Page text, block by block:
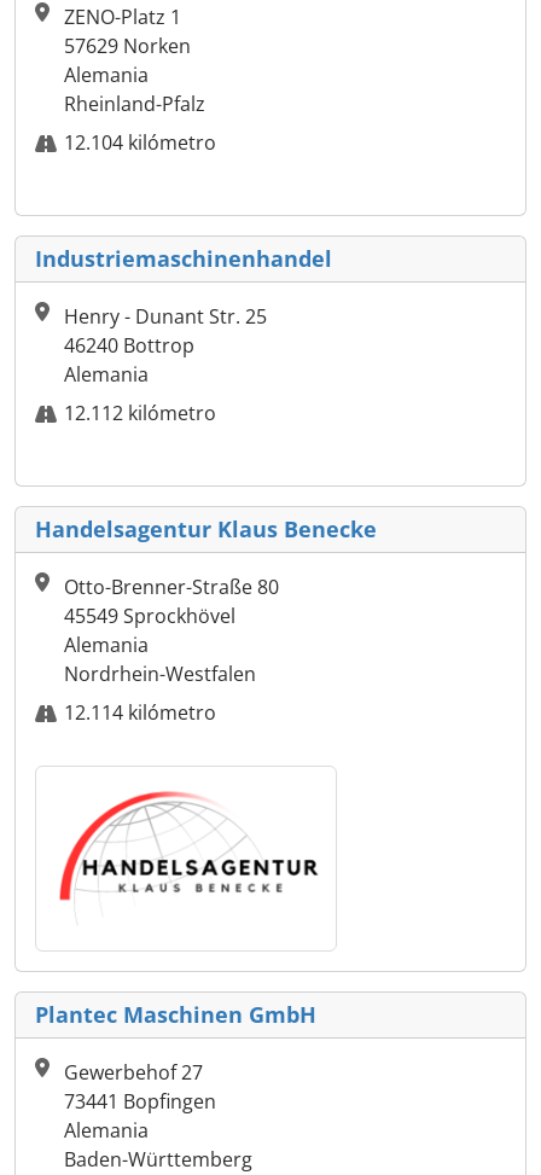
ZENO-Platz 1
57629 Norken
Alemania
Rheinland-Pfalz
12.104 kilómetro
Industriemaschinenhandel
Henry - Dunant Str. 25
46240 Bottrop
Alemania
12.112 kilómetro
Handelsagentur Klaus Benecke
Otto-Brenner-Straße 80
45549 Sprockhövel
Alemania
Nordrhein-Westfalen
12.114 kilómetro
Plantec Maschinen GmbH
Gewerbehof 27
73441 Bopfingen
Alemania
Baden-Württemberg